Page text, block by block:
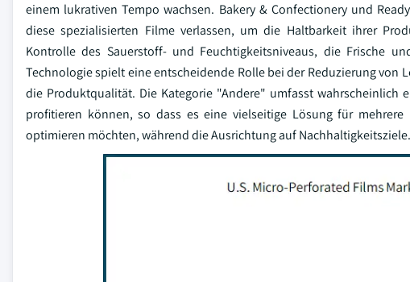
einem lukrativen Tempo wachsen. Bakery & Confectionery und
diese spezialisierten Filme verlassen, um die Haltbarkeit ihrer
Kontrolle des Sauerstoff- und Feuchtigkeitsniveaus, die Frische
Technologie spielt eine entscheidende Rolle bei der Reduzierung
die Produktqualität. Die Kategorie "Andere" umfasst
profitieren können, so dass es eine vielseitige Lösung für
optimieren möchten, während die Ausrichtung auf Nachhaltigkeitsziele.